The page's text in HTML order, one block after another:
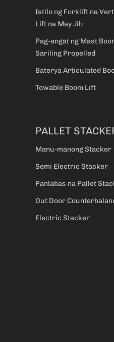
Istilo ng Forklift na
Lift na May Jib
Pag-angat ng Mast
Sariling Propelled
Baterya Articulated
Towable Boom Lift
PALLET
Manu-manong Stacker
Semi Electric Stacker
Panlabas na Pallet
Out Door
Electric Stacker